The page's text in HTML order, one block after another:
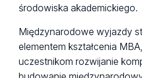
środowiska akademickiego.
Międzynarodowe wyjazdy
elementem kształcenia
uczestnikom rozwijanie